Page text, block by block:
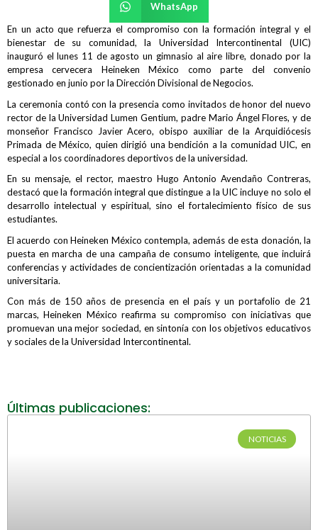
WhatsApp
En un acto que refuerza el compromiso con la formación integral y el
bienestar de su comunidad, la Universidad Intercontinental (UIC)
inauguró el lunes 11 de agosto un gimnasio al aire libre, donado por la
empresa cervecera Heineken México como parte del convenio
gestionado en junio por la Dirección Divisional de Negocios.
La ceremonia contó con la presencia como invitados de honor del nuevo
rector de la Universidad Lumen Gentium, padre Mario Ángel Flores, y de
monseñor Francisco Javier Acero, obispo auxiliar de la Arquidiócesis
Primada de México, quien dirigió una bendición a la comunidad UIC, en
especial a los coordinadores deportivos de la universidad.
En su mensaje, el rector, maestro Hugo Antonio Avendaño Contreras,
destacó que la formación integral que distingue a la UIC incluye no solo el
desarrollo intelectual y espiritual, sino el fortalecimiento físico de sus
estudiantes.
El acuerdo con Heineken México contempla, además de esta donación, la
puesta en marcha de una campaña de consumo inteligente, que incluirá
conferencias y actividades de concientización orientadas a la comunidad
universitaria.
Con más de 150 años de presencia en el país y un portafolio de 21
marcas, Heineken México reafirma su compromiso con iniciativas que
promuevan una mejor sociedad, en sintonía con los objetivos educativos
y sociales de la Universidad Intercontinental.
Últimas publicaciones:
NOTICIAS